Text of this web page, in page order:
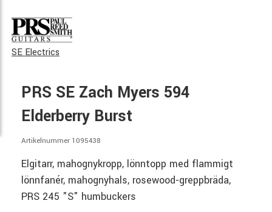
SE Electrics
PRS SE Zach Myers 594
Elderberry Burst
Artikelnummer 1095438
Elgitarr, mahognykropp, lönntopp med flammigt
lönnfanér, mahognyhals, rosewood-greppbräda,
PRS 245 "S" humbuckers